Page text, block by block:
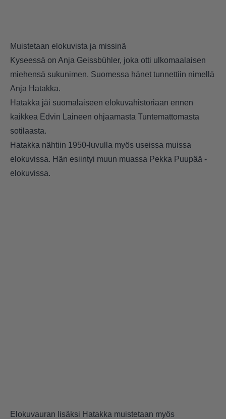
Muistetaan elokuvista ja missinä
Kyseessä on Anja Geissbühler, joka otti ulkomaalaisen
miehensä sukunimen. Suomessa hänet tunnettiin nimellä
Anja Hatakka.
Hatakka jäi suomalaiseen elokuvahistoriaan ennen
kaikkea Edvin Laineen ohjaamasta Tuntemattomasta
sotilaasta.
Hatakka nähtiin 1950-luvulla myös useissa muissa
elokuvissa. Hän esiintyi muun muassa Pekka Puupää -
elokuvissa.
Elokuvauran lisäksi Hatakka muistetaan myös